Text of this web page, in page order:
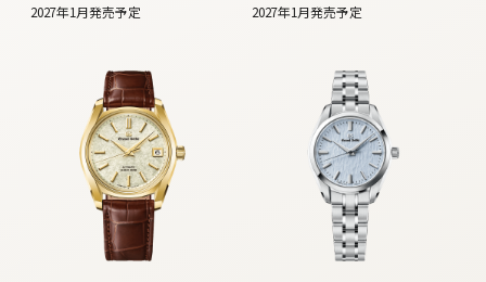
2027年1月発売予定 2027年1月発売予定